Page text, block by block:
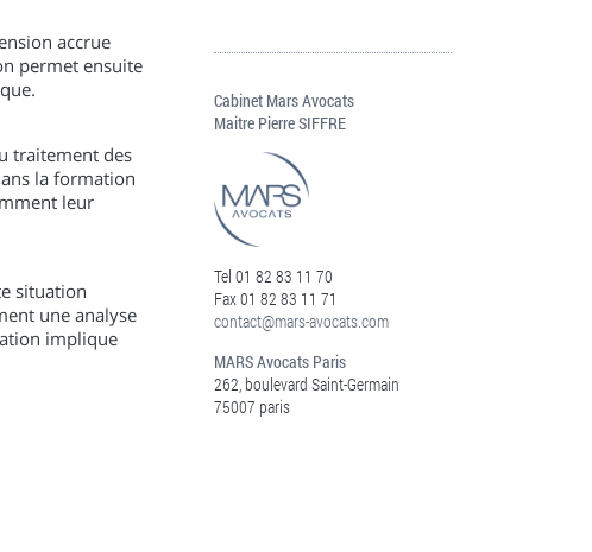
accrue
permet ensuite
traitement des
la formation
leur
situation
une analyse
implique
Cabinet Mars Avocats
Maitre Pierre SIFFRE
Tel 01 82 83 11 70
Fax 01 82 83 11 71
contact@mars-avocats.com
MARS Avocats Paris
262, boulevard Saint-Germain
75007 paris